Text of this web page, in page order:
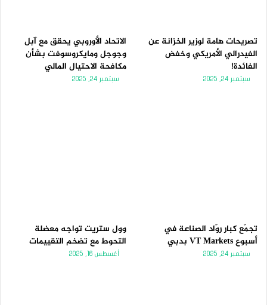
تصريحات هامة لوزير الخزانة عن
الفيدرالي الأمريكي وخفض
الفائدة!
سبتمبر 24, 2025
الاتحاد الأوروبي يحقق مع آبل
وجوجل ومايكروسوفت بشأن
مكافحة الاحتيال المالي
سبتمبر 24, 2025
تجمّع كبار روّاد الصناعة في
أسبوع VT Markets بدبي
سبتمبر 24, 2025
وول ستريت تواجه معضلة
التحوط مع تضخم التقييمات
أغسطس 16, 2025